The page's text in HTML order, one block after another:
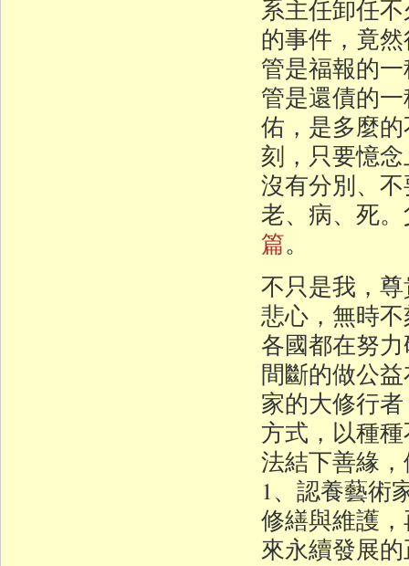
系主任卸任
的事件，竟
管是福報的
管是還債的
佑，是多麼
刻，只要憶
沒有分別、
老、病、死
篇。
不只是我，
悲心，無時
各國都在努
間斷的做公
家的大修行
方式，以種
法結下善緣
1、認養藝術
修繕與維護
來永續發展